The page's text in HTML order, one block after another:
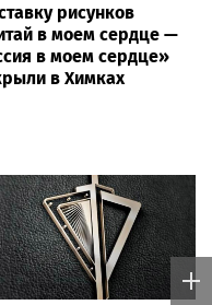
рисунков
в моем сердце —
в моем сердце»
в Химках